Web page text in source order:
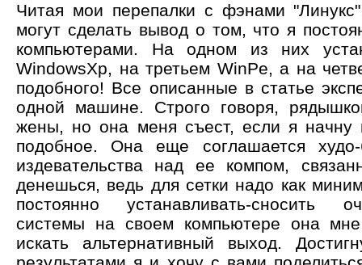
Читая мои перепалки с фэнами
могут сделать вывод о том, что я
компьютерами. На одном из них
WindowsXp, на третьем WinPe, а на
подобного! Все описанные в статье
одной машине. Строго говоря,
жены, но она меня съест, если я начну
подобное. Она еще соглашается худо-
издевательства над ее компом,
денешься, ведь для сетки надо как
постоянно устанавливать-сносить
системы на своем компьютере она
искать альтернативный выход.